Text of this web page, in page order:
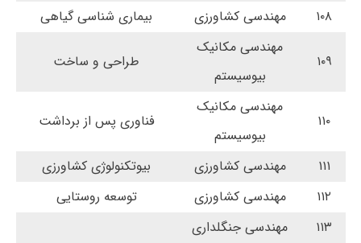
۱۰۸
مهندسی کشاورزی بیماری شناسی گیاهی
۱۰۹
مهندسی مکانیک
بیوسیستم
طراحی و ساخت
۱۱۰
مهندسی مکانیک
بیوسیستم
فناوری پس از برداشت
۱۱۱ مهندسی کشاورزی
بیوتکنولوژی کشاورزی
۱۱۲
مهندسی کشاورزی
توسعه روستایی
۱۱۳
مهندسی جنگلداری